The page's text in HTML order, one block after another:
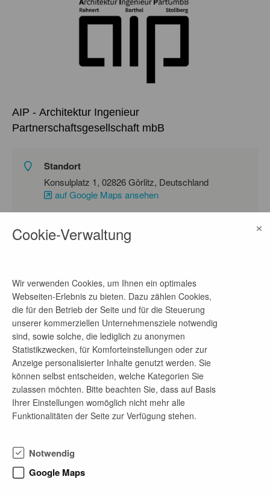
AIP - Architektur Ingenieur
Partnerschaftsgesellschaft mbB
Standort
Konsulplatz 1, 02826 Görlitz, Deutschland
auf Google Maps ansehen
Link
Ansprechpartner
Andrea Barthel
Telefon-Nr.
03581421012
E-Mail-Adresse
a.barthel@aip-goerlitz.de
Mit unserem Team begleiten wir unsere Bauherren
von der ersten Idee bis zur Fertigstellung eines
Cookie-Verwaltung ×
Wir verwenden Cookies, um Ihnen ein optimales
Webseiten-Erlebnis zu bieten. Dazu zählen Cookies,
die für den Betrieb der Seite und für die Steuerung
unserer kommerziellen Unternehmensziele notwendig
sind, sowie solche, die lediglich zu anonymen
Statistikzwecken, für Komforteinstellungen oder zur
Anzeige personalisierter Inhalte genutzt werden. Sie
können selbst entscheiden, welche Kategorien Sie
zulassen möchten. Bitte beachten Sie, dass auf Basis
Ihrer Einstellungen womöglich nicht mehr alle
Funktionalitäten der Seite zur Verfügung stehen.
Notwendig
Google Maps